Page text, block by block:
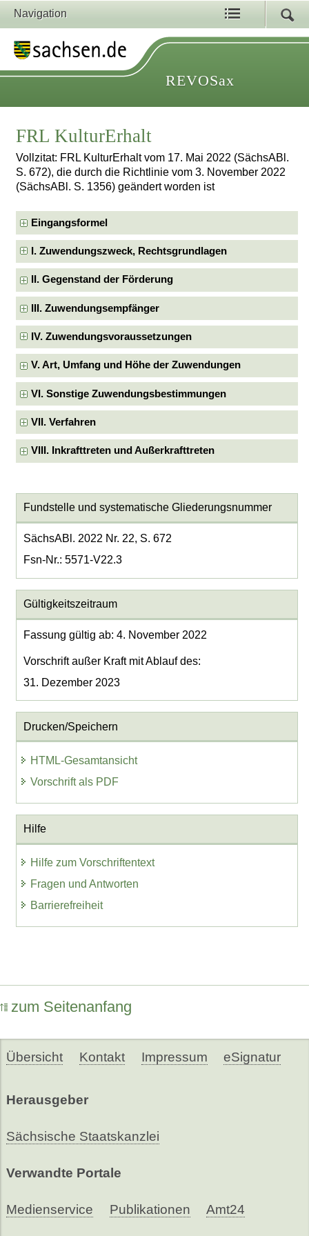
Navigation
REVOSax
FRL KulturErhalt
Vollzitat: FRL KulturErhalt vom 17. Mai 2022 (SächsABl.
S. 672), die durch die Richtlinie vom 3. November 2022
(SächsABl. S. 1356) geändert worden ist
Eingangsformel
I. Zuwendungszweck, Rechtsgrundlagen
II. Gegenstand der Förderung
III. Zuwendungsempfänger
IV. Zuwendungsvoraussetzungen
V. Art, Umfang und Höhe der Zuwendungen
VI. Sonstige Zuwendungsbestimmungen
VII. Verfahren
VIII. Inkrafttreten und Außerkrafttreten
Fundstelle und systematische Gliederungsnummer
SächsABl. 2022 Nr. 22, S. 672
Fsn-Nr.: 5571-V22.3
Gültigkeitszeitraum
Fassung gültig ab: 4. November 2022
Vorschrift außer Kraft mit Ablauf des:
31. Dezember 2023
Drucken/Speichern
HTML-Gesamtansicht
Vorschrift als PDF
Hilfe
Hilfe zum Vorschriftentext
Fragen und Antworten
Barrierefreiheit
zum Seitenanfang
Übersicht Kontakt Impressum eSignatur
Herausgeber
Sächsische Staatskanzlei
Verwandte Portale
Medienservice Publikationen Amt24